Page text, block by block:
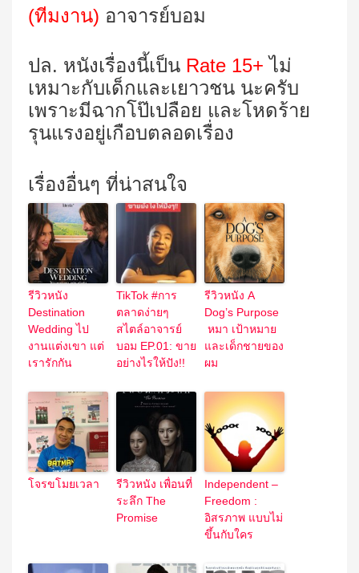
(ทีมงาน) อาจารย์บอม
ปล. หนังเรื่องนี้เป็น Rate 15+ ไม่
เหมาะกับเด็กและเยาวชน นะครับ
เพราะมีฉากโป๊เปลือย และโหดร้าย
รุนแรงอยู่เกือบตลอดเรื่อง
เรื่องอื่นๆ ที่น่าสนใจ
รีวิวหนัง
Destination
Wedding ไป
งานแต่งเขา แต่
เรารักกัน
TikTok #การ
ตลาดง่ายๆ
สไตล์อาจารย์
บอม EP.01: ขาย
อย่างไรให้ปัง!!
รีวิวหนัง A
Dog’s Purpose
หมา เป้าหมาย
และเด็กชายของ
ผม
โจรขโมยเวลา
รีวิวหนัง เพื่อนที่
ระลึก The
Promise
Independent –
Freedom :
อิสรภาพ แบบไม่
ขึ้นกับใคร